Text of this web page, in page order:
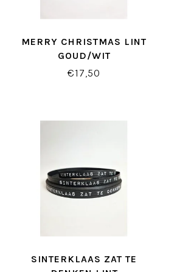
MERRY CHRISTMAS LINT
GOUD/WIT
€17,50
SINTERKLAAS ZAT TE